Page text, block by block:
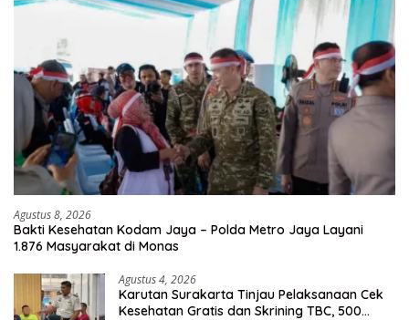
Agustus 8, 2026
Bakti Kesehatan Kodam Jaya – Polda Metro Jaya Layani
1.876 Masyarakat di Monas
Agustus 4, 2026
Karutan Surakarta Tinjau Pelaksanaan Cek
Kesehatan Gratis dan Skrining TBC, 500